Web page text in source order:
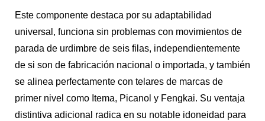
Este componente destaca por su adaptabilidad
universal, funciona sin problemas con movimientos de
parada de urdimbre de seis filas, independientemente
de si son de fabricación nacional o importada, y también
se alinea perfectamente con telares de marcas de
primer nivel como Itema, Picanol y Fengkai. Su ventaja
distintiva adicional radica en su notable idoneidad para